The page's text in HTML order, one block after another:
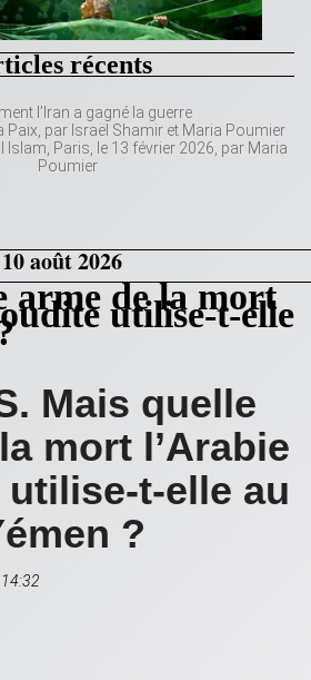
récents
l’Iran a gagné la guerre
Paix, par Israël Shamir et Maria Poumier
Islam, Paris, le 13 février 2026, par Maria
Poumier
10 août 2026
arme de la mort
utilise-t-elle
Mais quelle
mort l’Arabie
t-elle au
?